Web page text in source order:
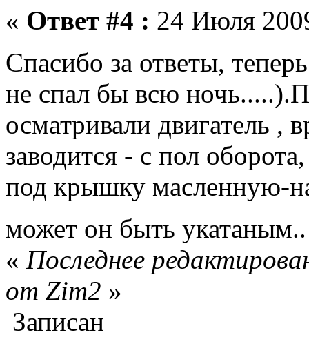
« Ответ #4 : 24 Июля
Спасибо за ответы,
не спал бы всю
осматривали двигатель ,
заводится - с пол
под крышку масленную-
может он быть
« Последнее
от Zim2 »
Записан